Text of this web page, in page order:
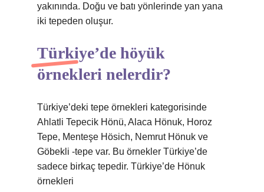
yakınında. Doğu ve batı yönlerinde yan yana
iki tepeden oluşur.
Türkiye’de höyük
örnekleri nelerdir?
Türkiye’deki tepe örnekleri kategorisinde
Ahlatli Tepecik Hönü, Alaca Hönuk, Horoz
Tepe, Menteşe Hösich, Nemrut Hönuk ve
Göbekli -tepe var. Bu örnekler Türkiye’de
sadece birkaç tepedir. Türkiye’de Hönuk
örnekleri